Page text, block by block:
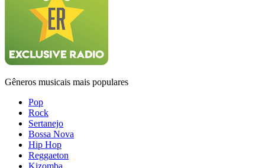
Gêneros musicais mais populares
Pop
Rock
Sertanejo
Bossa Nova
Hip Hop
Reggaeton